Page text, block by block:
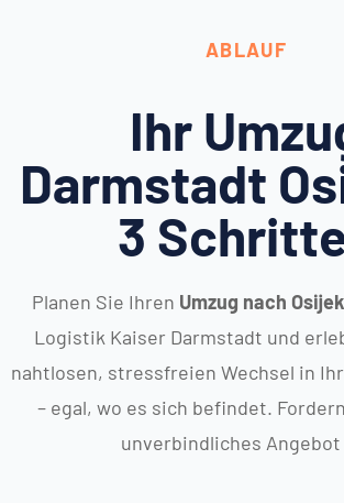
ABLAUF
Ihr
Darmstadt
3
Planen Sie Ihren Umzug nach Osijek
Logistik Kaiser Darmstadt und
nahtlosen, stressfreien Wechsel in
– egal, wo es sich befindet.
unverbindliches Angebot